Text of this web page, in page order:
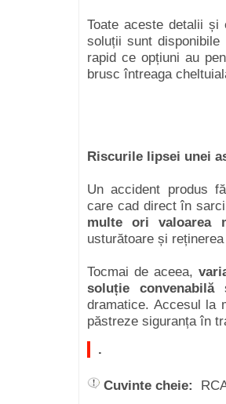
Toate aceste detalii
soluții sunt
rapid ce opțiuni au
brusc întreaga
Riscurile lipsei unei
Un accident produs
care cad direct în
multe ori valoarea
usturătoare și
Tocmai de aceea,
soluție convenabilă
dramatice. Accesul la
păstreze siguranța în
.
Cuvinte cheie: